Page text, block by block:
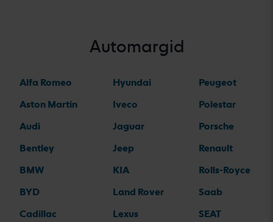
Automargid
Alfa Romeo
Aston Martin
Audi
Bentley
BMW
BYD
Cadillac
Hyundai
Iveco
Jaguar
Jeep
KIA
Land Rover
Lexus
Peugeot
Polestar
Porsche
Renault
Rolls-Royce
Saab
SEAT